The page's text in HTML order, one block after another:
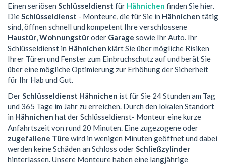
Einen seriösen Schlüsseldienst für Hähnichen finden Sie hier.
DieSchlüsseldienst - Monteure, die für Sie in Hähnichen tätig
sind, öffnen schnell und kompetent Ihre verschlossene
Haustür,Wohnungstüroder Garage sowie Ihr Auto. Ihr
Schlüsseldienst in Hähnichen klärt Sie über mögliche Risiken
Ihrer Türen und Fenster zum Einbruchschutz auf und berät Sie
über eine mögliche Optimierung zur Erhöhung der Sicherheit
für Ihr Hab und Gut.
DerSchlüsseldienst Hähnichen ist für Sie 24 Stunden am Tag
und 365 Tage im Jahr zu erreichen. Durch den lokalen Standort
in Hähnichen hat der Schlüsseldienst- Monteur eine kurze
Anfahrtszeit von rund 20 Minuten. Eine zugezogene oder
zugefallene Türe wird in wenigen Minuten geöffnet und dabei
werden keine Schäden an Schloss oderSchließzylinder
hinterlassen. Unsere Monteure haben eine langjährige